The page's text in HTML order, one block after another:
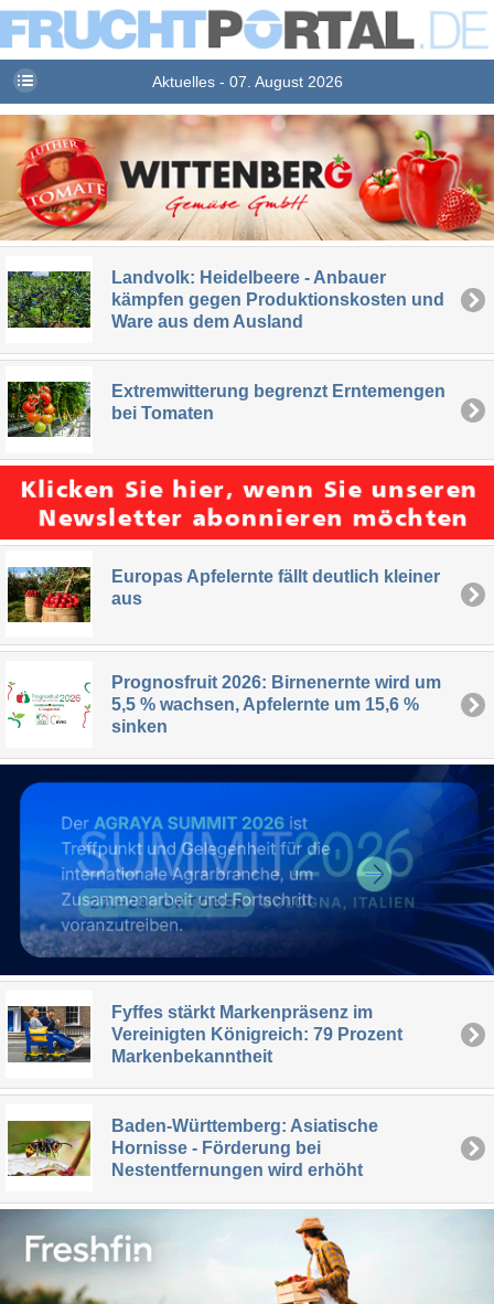
Aktuelles - 07. August 2026
Landvolk: Heidelbeere - Anbauer
kämpfen gegen Produktionskosten und
Ware aus dem Ausland
Extremwitterung begrenzt Erntemengen
bei Tomaten
Europas Apfelernte fällt deutlich kleiner
aus
Prognosfruit 2026: Birnenernte wird um
5,5 % wachsen, Apfelernte um 15,6 %
sinken
Fyffes stärkt Markenpräsenz im
Vereinigten Königreich: 79 Prozent
Markenbekanntheit
Baden-Württemberg: Asiatische
Hornisse - Förderung bei
Nestentfernungen wird erhöht